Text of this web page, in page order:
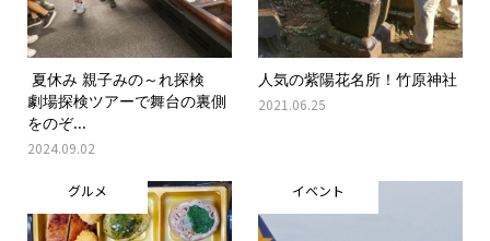
夏休み 親子みの～れ探検
劇場探検ツアーで舞台の裏側
をのぞ...
2024.09.02
人気の紫陽花名所！竹原神社
2021.06.25
グルメ イベント